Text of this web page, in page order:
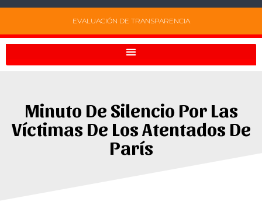
EVALUACIÓN DE TRANSPARENCIA
Minuto De Silencio Por Las
Víctimas De Los Atentados De
París